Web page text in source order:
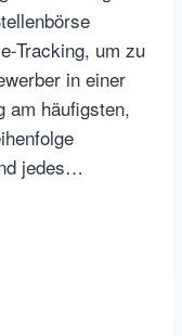
Tracking, um zu
in einer
am häufigsten,
jedes…